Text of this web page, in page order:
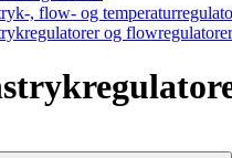
, flow- og
og